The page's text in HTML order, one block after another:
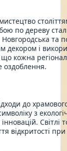
по дереву
та
декором і
що кожна
оздоблення.
до
з
Світлі
відкритості